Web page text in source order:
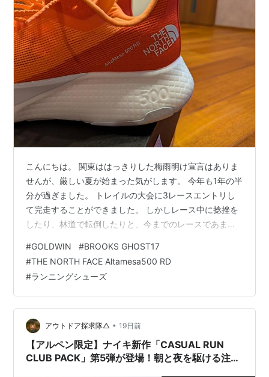
こんにちは。 関東ははっきりした梅雨明け宣言はありま
せんが、厳しい夏が始まった気がします。 今年も1年の半
分が過ぎました。 トレイルの大会に3レースエントリし
て完走することができました。 しかしレース中に捻挫を
したり、林道で転倒したりと、今までのレースであまり
た。 特に捻挫をしてからは足首が固くなり、走りに違和
感を覚えることも多々あります。 ロードランニング用の
デイリートレーナーはTOPOの「FLILYTE4」を2足使用
していました。軽くて反発も良い感じだったのですが、
距離もだいぶ積み重なり反発が減ってきたように感じて
いました。 そこで思い切っ…
#GOLDWIN #BROOKS GHOST17
#THE NORTH FACE Altamesa500 RD
#ランニングシューズ
アウトドア探求隊△ • 19日前
【アルペン限定】ナイキ新作「CASUAL RUN
CLUB PACK」第5弾が登場！朝と夜を駆ける注目